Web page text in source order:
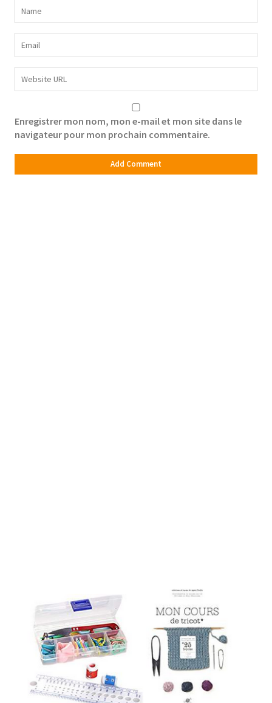
Enregistrer mon nom, mon e-mail et mon site dans le
navigateur pour mon prochain commentaire.